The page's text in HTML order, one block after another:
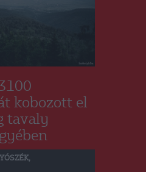
kobozott el
tavaly
,